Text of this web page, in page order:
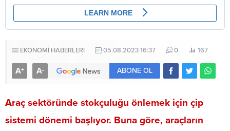
EKONOMİ HABERLERİ 05.08.2023 16:37 0 167
A+ A- ABONE OL
Araç sektöründe stokçuluğu önlemek için çip
sistemi dönemi başlıyor. Buna göre, araçların